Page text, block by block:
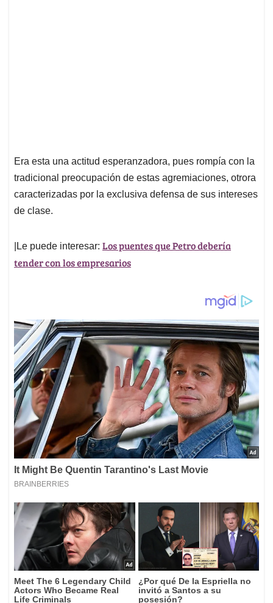
Era esta una actitud esperanzadora, pues rompía con la
tradicional preocupación de estas agremiaciones, otrora
caracterizadas por la exclusiva defensa de sus intereses
de clase.
|Le puede interesar: Los puentes que Petro debería
tender con los empresarios